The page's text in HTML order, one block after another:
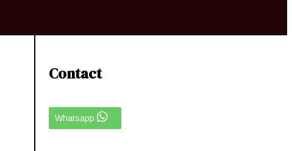
Contact
Whatsapp